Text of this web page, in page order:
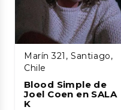
Marín 321, Santiago,
Chile
Blood Simple de
Joel Coen en SALA
K